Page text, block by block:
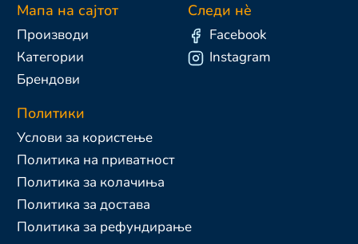
Мапа на сајтот
Производи
Категории
Брендови
Политики
Услови за користење
Политика на приватност
Политика за колачиња
Политика за достава
Политика за рефундирање
Следи нè
Facebook
Instagram